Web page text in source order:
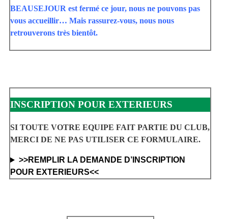
BEAUSEJOUR est fermé ce jour, nous ne pouvons pas
vous accueillir… Mais rassurez-vous, nous nous
retrouverons très bientôt.
INSCRIPTION POUR EXTERIEURS
SI TOUTE VOTRE EQUIPE FAIT PARTIE DU CLUB,
MERCI DE NE PAS UTILISER CE FORMULAIRE.
>>REMPLIR LA DEMANDE D’INSCRIPTION
POUR EXTERIEURS<<